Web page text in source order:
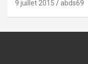
9 juillet 2015 abds69